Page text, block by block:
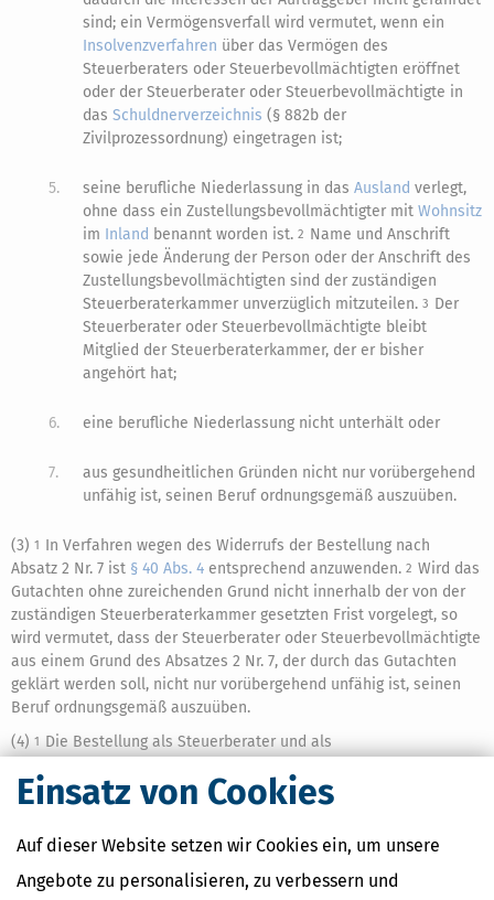
Einsatz von Cookies
Auf dieser Website setzen wir Cookies ein, um unsere
Angebote zu personalisieren, zu verbessern und
sind; ein Vermögensverfall wird vermutet, wenn ein
Insolvenzverfahren über das Vermögen des
Steuerberaters oder Steuerbevollmächtigten eröffnet
oder der Steuerberater oder Steuerbevollmächtigte in
dasSchuldnerverzeichnis (§ 882b der
Zivilprozessordnung) eingetragen ist;
5. seine berufliche Niederlassung in dasAusland verlegt,
ohne dass ein Zustellungsbevollmächtigter mitWohnsitz
im Inland benannt worden ist.2 Name und Anschrift
sowie jede Änderung der Person oder der Anschrift des
Zustellungsbevollmächtigten sind der zuständigen
Steuerberaterkammer unverzüglich mitzuteilen.3 Der
Steuerberater oder Steuerbevollmächtigte bleibt
Mitglied der Steuerberaterkammer, der er bisher
angehört hat;
6. eine berufliche Niederlassung nicht unterhält oder
7.
aus gesundheitlichen Gründen nicht nur vorübergehend
unfähig ist, seinen Beruf ordnungsgemäß auszuüben.
(3) 1
In Verfahren wegen des Widerrufs der Bestellung nach
Absatz 2 Nr. 7 ist § 40 Abs. 4 entsprechend anzuwenden. 2 Wird das
Gutachten ohne zureichenden Grund nicht innerhalb der von der
zuständigen Steuerberaterkammer gesetzten Frist vorgelegt, so
wird vermutet, dass der Steuerberater oder Steuerbevollmächtigte
aus einem Grund des Absatzes 2 Nr. 7, der durch das Gutachten
geklärt werden soll, nicht nur vorübergehend unfähig ist, seinen
Beruf ordnungsgemäß auszuüben.
(4) 1
Die Bestellung als Steuerberater und als
zurückgenommen oder widerrufen.2
Die örtliche Zuständigkeit
richtet sich nach der beruflichen Niederlassung, in den Fällen des
Absatzes 2 Nr. 6 nach der beabsichtigten beruflichen
Niederlassung gemäß § 40 Abs. 1 Satz 2. § 40 Abs. 1 Satz 3 gilt
entsprechend. 4 Bei beruflicher Niederlassung im Ausland richtet